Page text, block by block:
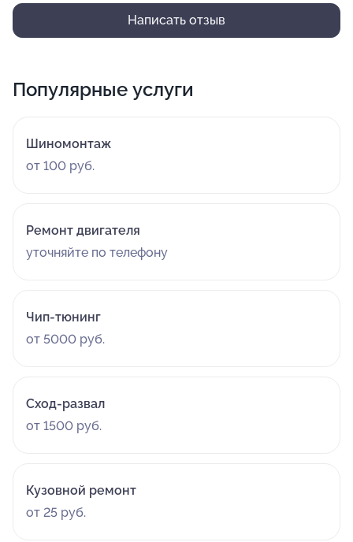
Написать отзыв
Популярные услуги
Шиномонтаж
от 100 руб.
Ремонт двигателя
уточняйте по телефону
Чип-тюнинг
от 5000 руб.
Сход-развал
от 1500 руб.
Кузовной ремонт
от 25 руб.